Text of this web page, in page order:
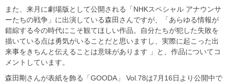
また、来月に劇場版として公開される「NHKスペシャル アナウンサ
ーたちの戦争」に出演している森田さんですが、「あらゆる情報が
錯綜する今の時代にこそ観てほしい作品。自分たちが犯した失敗を
描いている点は勇気がいることだと思いますし、実際に起こった出
来事をきちんと伝えることは意味があります 」と、作品についてコ
メントしています。
森田剛さんが表紙を飾る「GOODA」 Vol.78は7月16日より公開中で